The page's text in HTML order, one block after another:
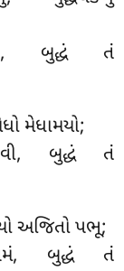
બુદ્ધં તં
મેધામયો;
બુદ્ધં તં
અજિતો પભૂ;
બુદ્ધં તં